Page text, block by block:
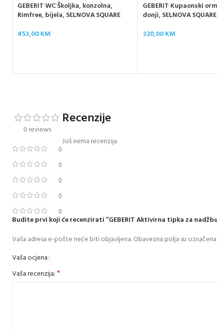
GEBERIT WC Školjka, konzolna,
Rimfree, bijela, SELNOVA SQUARE
453,00KM
GEBERIT Kupaonski
donji, SELNOVA SQUARE
320,00KM
0 reviews
0
0
0
0
0
Recenzije
Još nema recenzija.
Budite prvi koji će recenzirati “GEBERIT Aktivirna tipka za
Vaša adresa e-pošte neće biti objavljena.Obavezna polja su označena
Vaša ocjena
Vaša recenzija:*